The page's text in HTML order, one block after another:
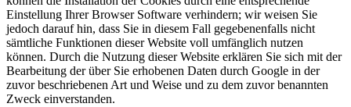
Einstellung Ihrer Browser Software verhindern; wir weisen Sie
jedoch darauf hin, dass Sie in diesem Fall gegebenenfalls nicht
sämtliche Funktionen dieser Website voll umfänglich nutzen
können. Durch die Nutzung dieser Website erklären Sie sich mit der
Bearbeitung der über Sie erhobenen Daten durch Google in der
zuvor beschriebenen Art und Weise und zu dem zuvor benannten
Zweck einverstanden.